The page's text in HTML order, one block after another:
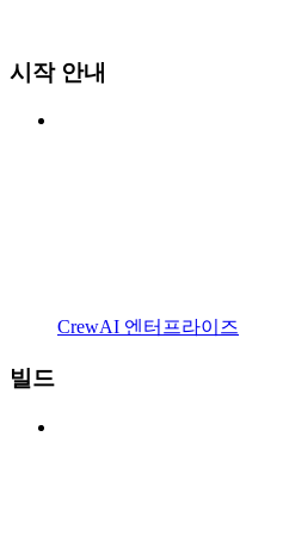
시작 안내
CrewAI 엔터프라이즈
빌드